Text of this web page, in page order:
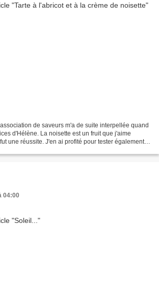
de saveurs m'a de suite interpellée quand
d'Hélène. La noisette est un fruit que j'aime
une réussite. J'en ai profité pour tester également
04:00